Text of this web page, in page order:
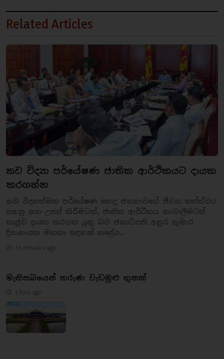
Related Articles
නව විද්‍යා පර්යේෂණ ජාතික ආර්ථිකයට දායක
කරගන්න
නව විද්‍යාත්මක පර්යේෂණ පොදු ජනතාවගේ ජීවන තත්ත්වය
පහසු සහ උසස් කිරීමටත්, ජාතික ආර්ථිකය නංවාලීමටත්
සෘජුව දායක කරගත යුතු බව ජනාධිපති අනුර කුමාර
දිසානායක මහතා සඳහන් කළේය...
55 minutes ago
මැතිසබයෙන් තරුණ වැඩමුළු තුනක්
1 hour ago